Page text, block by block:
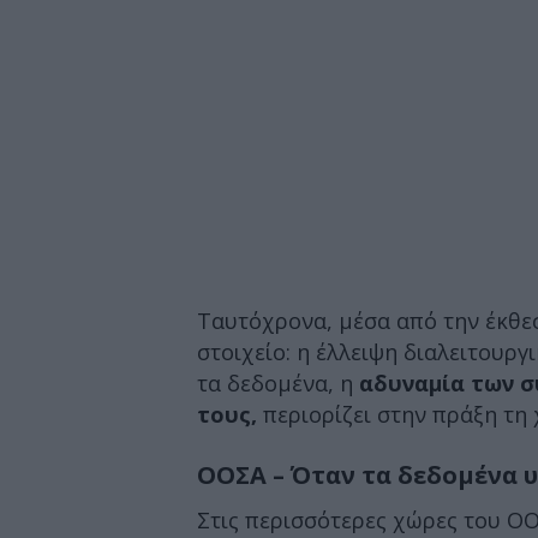
Ταυτόχρονα, μέσα από την
στοιχείο: η έλλειψη
τα δεδομένα, η αδυναμία των
τους, περιορίζει στην πράξη
ΟΟΣΑ – Όταν τα δεδομένα
Στις περισσότερες χώρες του